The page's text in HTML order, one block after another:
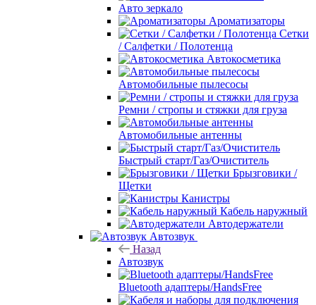
Авто зеркало
Ароматизаторы
Сетки
/ Салфетки / Полотенца
Автокосметика
Автомобильные пылесосы
Ремни / стропы и стяжки для груза
Автомобильные антенны
Быстрый старт/Газ/Очиститель
Брызговики /
Щетки
Канистры
Кабель наружный
Автодержатели
Автозвук
Назад
Автозвук
Bluetooth адаптеры/HandsFree